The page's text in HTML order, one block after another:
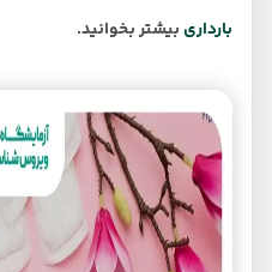
بارداریبیشتر بخوانید.